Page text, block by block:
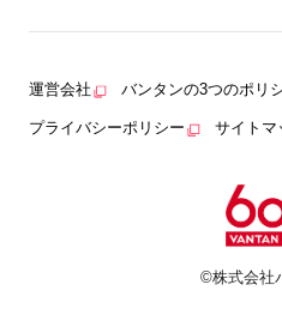
運営会社 バンタンの3つのポリ
プライバシーポリシー サイトマ
©株式会社